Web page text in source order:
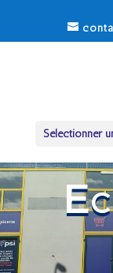
Sélectionner